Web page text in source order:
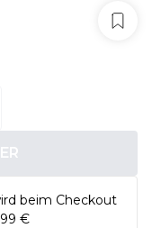
beim Checkout
€